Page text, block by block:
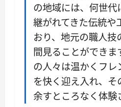
の地域には、何世代
継がれてきた伝統や
おり、地元の職人
間見ることができま
の人々は温かくフレ
を快く迎え入れ、
余すところなく体験